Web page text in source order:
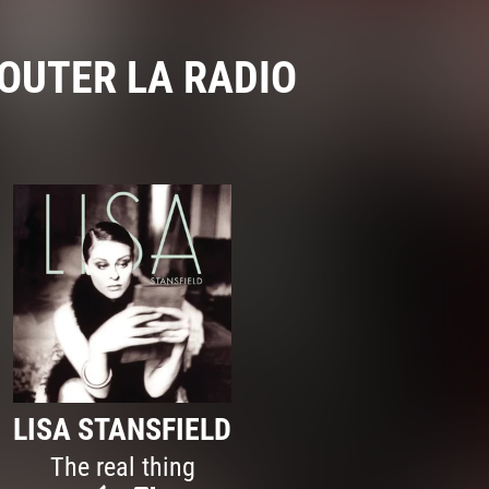
LA RADIO
LISA STANSFIELD
The real thing